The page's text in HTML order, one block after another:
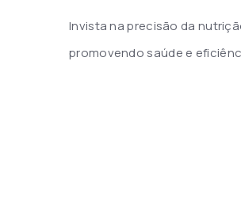
Invista na precisão da
promovendo saúde e